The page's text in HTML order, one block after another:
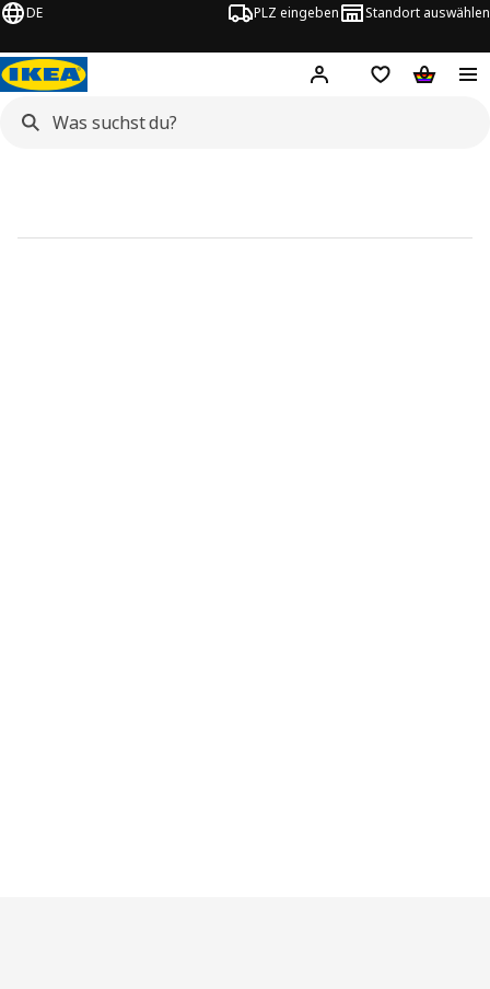
DE PLZ eingeben Standort auswählen
Hej! Hier einloggen
Merkzettel